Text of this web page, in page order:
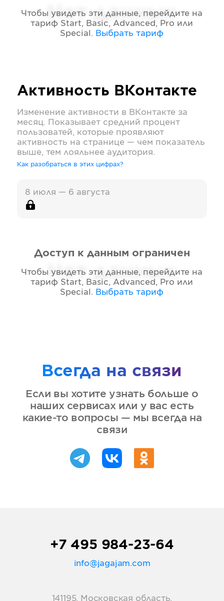
Нет данных
Чтобы увидеть эти данные, перейдите на
тариф Start, Basic, Advanced, Pro или
Special . Выбрать тариф
Активность ВКонтакте
Изменение активности в ВКонтакте за
месяц. Показывает средний процент
пользоватей, которые проявляют
активность на странице — чем показатель
выше, тем лояльнее аудитория.
Как разобраться в этих цифрах?
8 июля — 6 августа
Нет данных
Доступ к данным ограничен
Чтобы увидеть эти данные, перейдите на
тариф Start, Basic, Advanced, Pro или
Special . Выбрать тариф
Всегда на связи
Если вы хотите узнать больше о
наших сервисах или у вас есть
какие-то вопросы — мы всегда на
связи
+7 495 984-23-64
info@jagajam.com
141195, Московская область,